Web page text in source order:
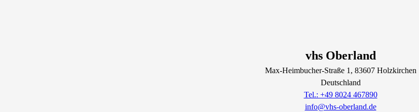
vhs Oberland
Max-Heimbucher-Straße1 , 83607 Holzkirchen
Deutschland
Tel.: +49 8024 467890
info@vhs-oberland.de